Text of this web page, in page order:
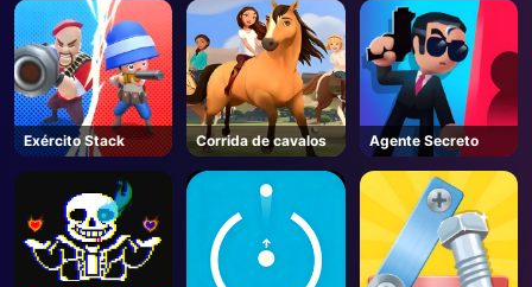
Exército Stack Corrida de cavalos Agente Secreto